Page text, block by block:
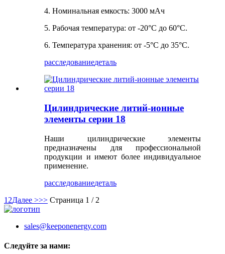
4. Номинальная емкость: 3000 мАч
5. Рабочая температура: от -20°C до 60°C.
6. Температура хранения: от -5°C до 35°C.
расследованиедеталь
Цилиндрические литий-ионные
элементы серии 18
Наши цилиндрические элементы
предназначены для профессиональной
продукции и имеют более индивидуальное
применение.
расследованиедеталь
1 2Далее >>> Страница 1 / 2
sales@keeponenergy.com
Следуйте за нами: